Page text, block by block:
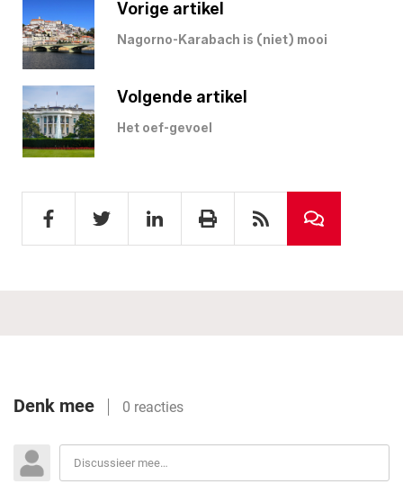
Vorige artikel
Nagorno-Karabach is (niet) mooi
Volgende artikel
Het oef-gevoel